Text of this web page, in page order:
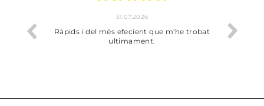
trobat
17.07.2026
Bien pero soy de Vilafranca y no me ha
dejado recoger en tienda